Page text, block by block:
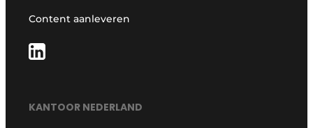
Content aanleveren
KANTOOR NEDERLAND